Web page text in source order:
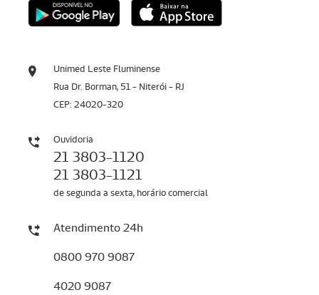
Unimed Leste Fluminense
Rua Dr. Borman, 51 - Niterói - RJ
CEP: 24020-320
Ouvidoria
21 3803-1120
21 3803-1121
de segunda a sexta, horário comercial
Atendimento 24h
0800 970 9087
4020 9087